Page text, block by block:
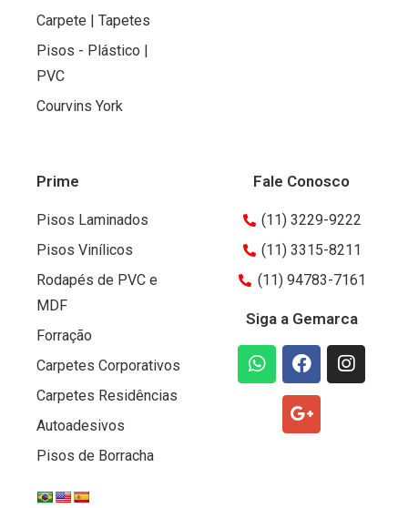
Carpete | Tapetes
Pisos - Plástico |
PVC
Courvins York
Prime
Pisos Laminados
Pisos Vinílicos
Rodapés de PVC e
MDF
Forração
Carpetes Corporativos
Carpetes Residências
Autoadesivos
Pisos de Borracha
Fale Conosco
(11) 3229-9222
(11) 3315-8211
(11) 94783-7161
Siga a Gemarca